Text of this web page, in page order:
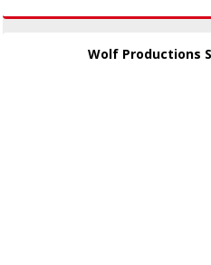
Wolf Productions